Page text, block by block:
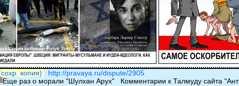
копия)
http://pravaya.ru/dispute/2905
Еще раз о морали "Шулхан Арух" Комментарии к Талмуду сайта